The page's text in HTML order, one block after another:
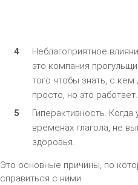
Неблагоприятное
это компания
того чтобы знать, с
просто, но это работает.
Гиперактивность.
временах глагола, не
здоровья.
Это основные причины, по
справиться с ними.